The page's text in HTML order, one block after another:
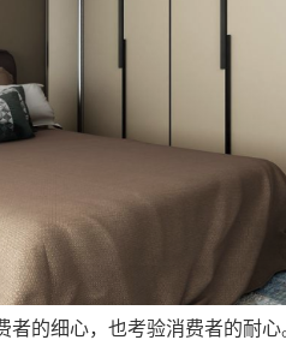
细心，也考验消费者的耐心